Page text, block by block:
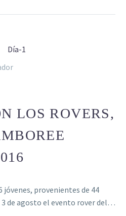
LOS ROVERS,
jóvenes, provenientes de 44
de agosto el evento rover del…